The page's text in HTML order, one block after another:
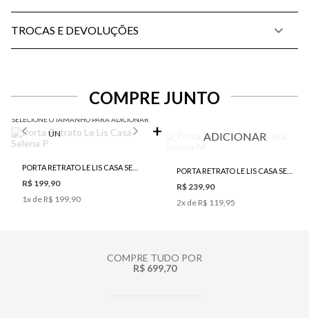
TROCAS E DEVOLUÇÕES
COMPRE JUNTO
SELECIONE O TAMANHO PARA ADICIONAR
UN
R$ 199,90
1x de R$ 199,90
ADICIONAR
R$ 239,90
2x de R$ 119,95
COMPRE TUDO POR
R$ 699,70